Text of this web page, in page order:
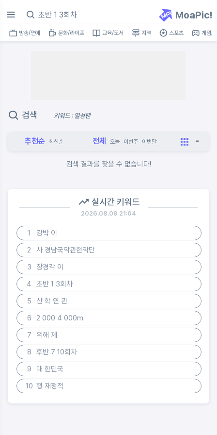
MoaPic!
방송/연예 문화/라이프 교육/도서 지역 스포츠 게임/
검색 키워드 : 열성팬
추천순 최신순 전체 오늘 이번주 이번달
검색 결과를 찾을 수 없습니다!
실시간 키워드
2026.08.09 21:04
1
강박 이
2
사 경남국악관현악단
3
장경각 이
4
초반 1 3회차
5
산 학 연 관
6
2 000 4 000m
7
위해 제
8
후반 7 10회차
9
대 한민국
10 행 재정적